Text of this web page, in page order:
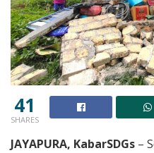
41
SHARES
JAYAPURA, KabarSDGs –